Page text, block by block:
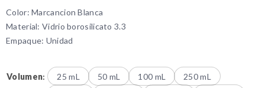
Color: Marcancion Blanca
Material: Vidrio borosilicato 3.3
Empaque: Unidad
Volumen: 25 mL 50 mL 100 mL
250 mL